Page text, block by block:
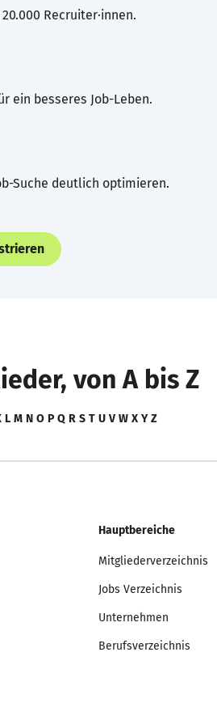
Recruiter·innen.
ein besseres Job-Leben.
Suche deutlich optimieren.
von A bis Z
L M N O P Q R S T U V W X Y Z
Hauptbereiche
Mitgliederverzeichnis
Jobs Verzeichnis
Unternehmen
Berufsverzeichnis